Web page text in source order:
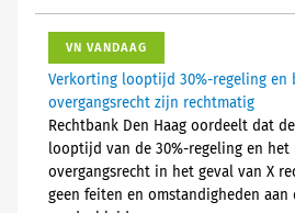
VN VANDAAG
Verkorting looptijd 30%-regeling en
overgangsrecht zijn rechtmatig
Rechtbank Den Haag oordeelt dat
looptijd van de 30%-regeling en het
overgangsrecht in het geval van X
geen feiten en omstandigheden